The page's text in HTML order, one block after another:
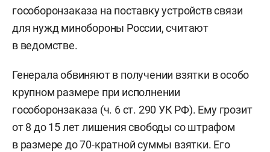
гособоронзаказа на поставку устройств связи
для нужд минобороны России, считают
в ведомстве.
Генерала обвиняют в получении взятки в особо
крупном размере при исполнении
гособоронзаказа (ч. 6 ст. 290 УК РФ). Ему грозит
от 8 до 15 лет лишения свободы со штрафом
в размере до 70-кратной суммы взятки. Его